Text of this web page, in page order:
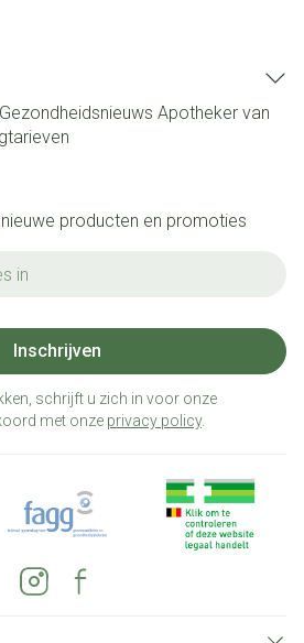
Gezondheidsnieuws Apotheker van
producten en promoties
Inschrijven
schrijft u zich in voor onze
met onze privacy policy.